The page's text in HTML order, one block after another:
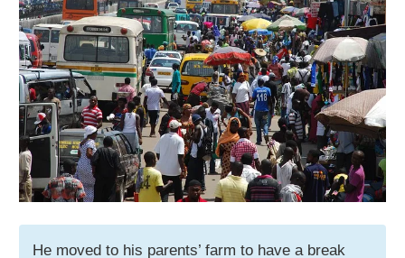
He moved to his parents’ farm to have a break